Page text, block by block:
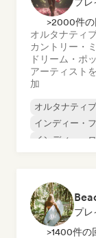
>2000件
オルタナティ
カントリー・
ドリーム・ポ
アーティスト
加
オルタナティ
インディー・
インディー・
プレ
>1400件の